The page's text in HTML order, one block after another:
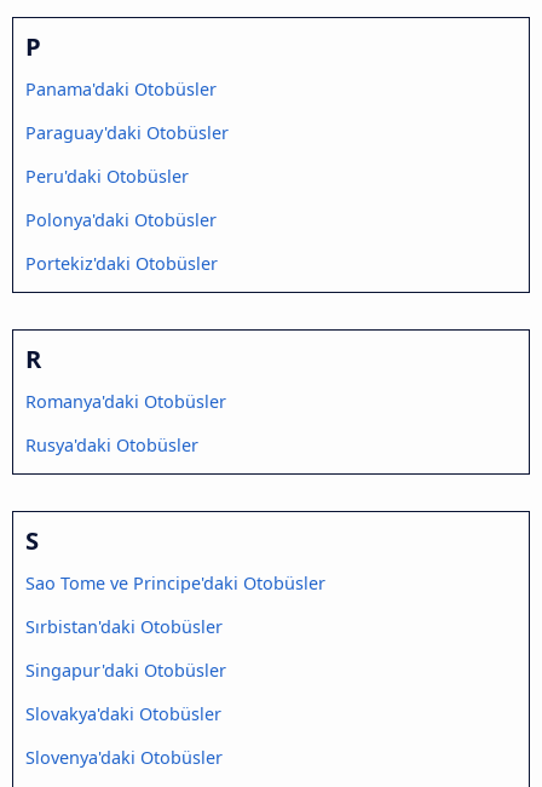
P
Panama'daki Otobüsler
Paraguay'daki Otobüsler
Peru'daki Otobüsler
Polonya'daki Otobüsler
Portekiz'daki Otobüsler
R
Romanya'daki Otobüsler
Rusya'daki Otobüsler
S
Sao Tome ve Principe'daki Otobüsler
Sırbistan'daki Otobüsler
Singapur'daki Otobüsler
Slovakya'daki Otobüsler
Slovenya'daki Otobüsler